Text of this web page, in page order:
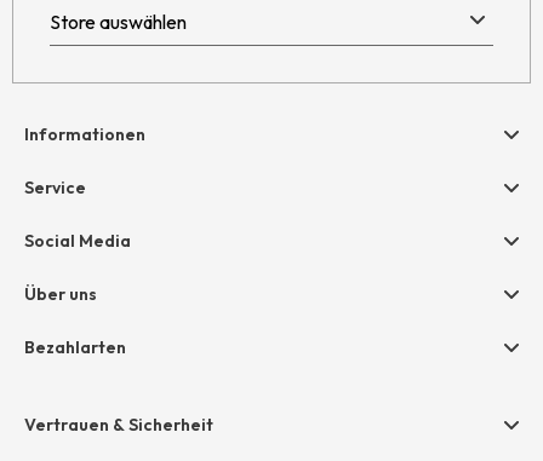
Informationen
Hilfe & Kontakt
AGB
Widerruf
Impressum
Service
Geschenkgutscheine
Größentabelle
Social Media
Über uns
Unternehmen
Bezahlarten
Amazon Pay
Vertrauen & Sicherheit